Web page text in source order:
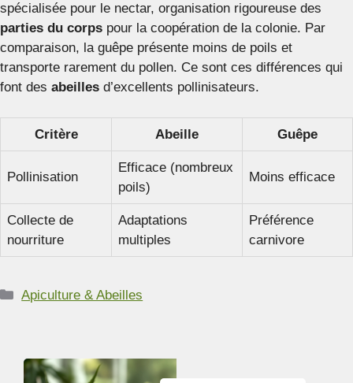
spécialisée pour le nectar, organisation rigoureuse des
parties du corps pour la coopération de la colonie. Par
comparaison, la guêpe présente moins de poils et
transporte rarement du pollen. Ce sont ces différences qui
font des abeilles d’excellents pollinisateurs.
Critère Abeille Guêpe
Pollinisation
Efficace (nombreux
poils)
Moins efficace
Collecte de
nourriture
Adaptations
multiples
Préférence
carnivore
Catégories
Apiculture & Abeilles